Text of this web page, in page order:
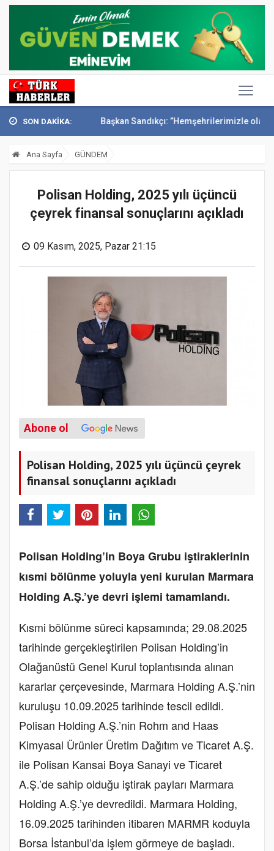
SON DAKİKA:
anıldı Başkan Sandıkçı: ”Hemşehrilerimizle olan güçl...
Ana Sayfa GÜNDEM
Polisan Holding, 2025 yılı üçüncü
çeyrek finansal sonuçlarını açıkladı
09 Kasım, 2025, Pazar 21:15
Abone ol
Polisan Holding, 2025 yılı üçüncü çeyrek
finansal sonuçlarını açıkladı
Polisan Holding’in Boya Grubu iştiraklerinin
kısmi bölünme yoluyla yeni kurulan Marmara
Holding A.Ş.’ye devri işlemi tamamlandı.
Kısmi bölünme süreci kapsamında; 29.08.2025
tarihinde gerçekleştirilen Polisan Holding’in
Olağanüstü Genel Kurul toplantısında alınan
kararlar çerçevesinde, Marmara Holding A.Ş.’nin
kuruluşu 10.09.2025 tarihinde tescil edildi.
Polisan Holding A.Ş.’nin Rohm and Haas
Kimyasal Ürünler Üretim Dağıtım ve Ticaret A.Ş.
ile Polisan Kansai Boya Sanayi ve Ticaret
A.Ş.’de sahip olduğu iştirak payları Marmara
Holding A.Ş.’ye devredildi. Marmara Holding,
16.09.2025 tarihinden itibaren MARMR koduyla
Borsa İstanbul’da işlem görmeye de başladı.